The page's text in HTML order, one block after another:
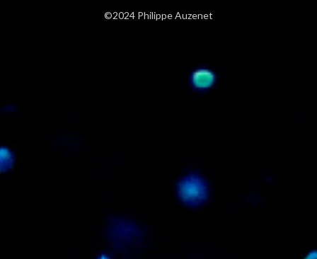
©2024 Philippe Auzenet